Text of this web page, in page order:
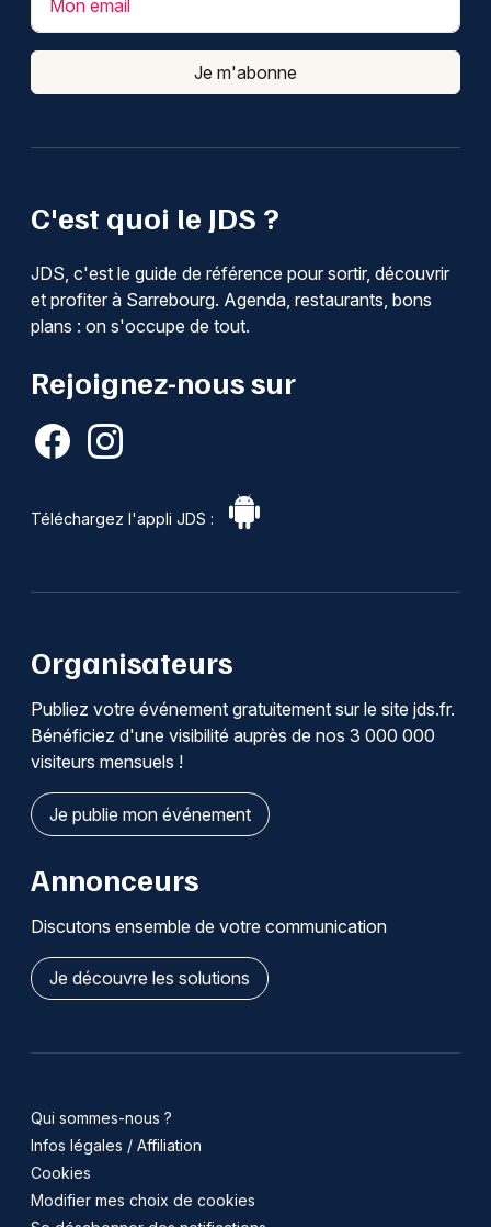
C'est quoi le JDS ?
JDS, c'est le guide de référence pour sortir, découvrir
et profiter à Sarrebourg. Agenda, restaurants, bons
plans : on s'occupe de tout.
Rejoignez-nous sur
Téléchargez l'appli JDS :
Mon email
Je m'abonne
Organisateurs
Publiez votre événement gratuitement sur le site jds.fr.
Bénéficiez d'une visibilité auprès de nos 3 000 000
visiteurs mensuels !
Je publie mon événement
Annonceurs
Discutons ensemble de votre communication
Je découvre les solutions
Qui sommes-nous ?
Infos légales / Affiliation
Cookies
Modifier mes choix de cookies